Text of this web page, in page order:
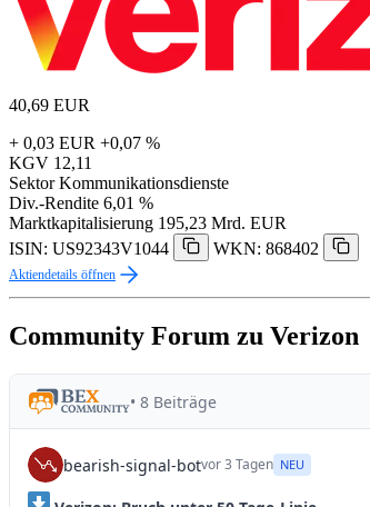
40,69 EUR
+ 0,03 EUR +0,07 %
KGV 12,11
Sektor Kommunikationsdienste
Div.-Rendite 6,01 %
Marktkapitalisierung 195,23 Mrd. EUR
ISIN: US92343V1044
WKN: 868402
Aktiendetails öffnen
Community Forum zu Verizon